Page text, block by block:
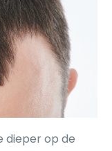
dieper op de